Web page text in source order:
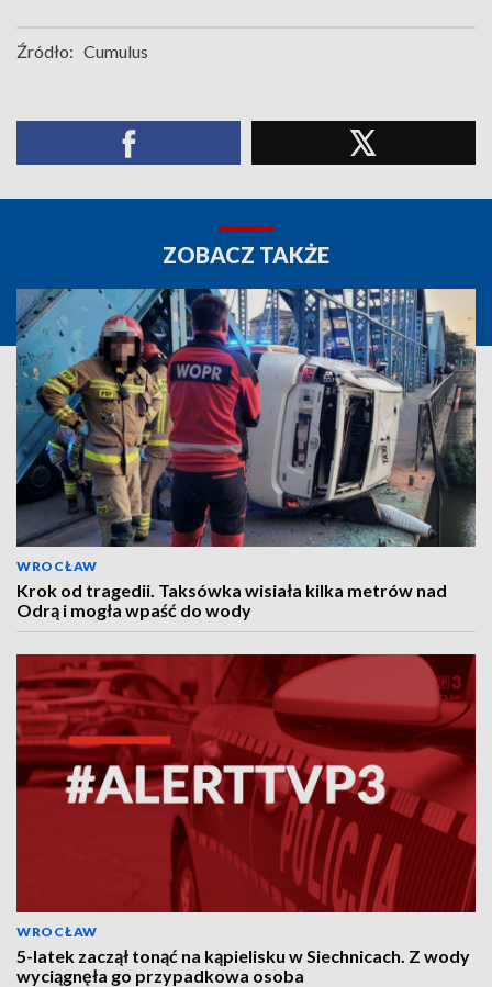
Źródło: Cumulus
ZOBACZ TAKŻE
WROCŁAW
Krok od tragedii. Taksówka wisiała kilka metrów nad
Odrą i mogła wpaść do wody
WROCŁAW
5-latek zaczął tonąć na kąpielisku w Siechnicach. Z wody
wyciągnęła go przypadkowa osoba